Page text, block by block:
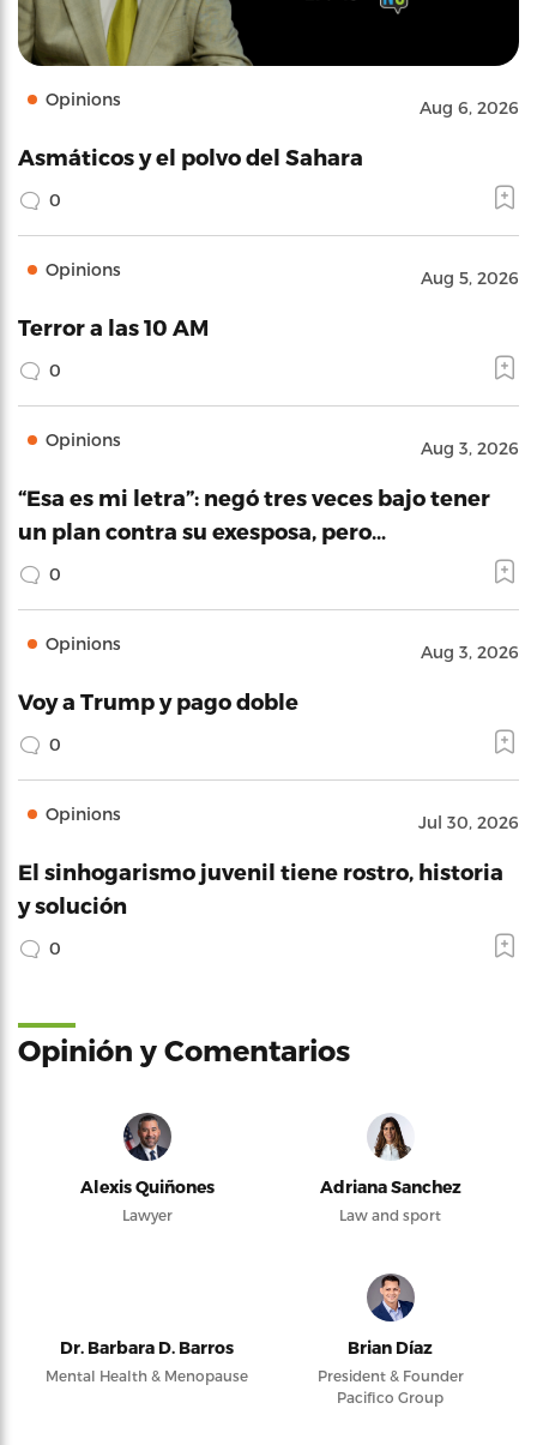
Opinions Aug 6, 2026
Asmáticos y el polvo del Sahara
0
Opinions Aug 5, 2026
Terror a las 10 AM
0
Opinions Aug 3, 2026
“Esa es mi letra”: negó tres veces bajo tener
un plan contra su exesposa, pero…
0
Opinions Aug 3, 2026
Voy a Trump y pago doble
0
Opinions Jul 30, 2026
El sinhogarismo juvenil tiene rostro, historia
y solución
0
Opinión y Comentarios
Alexis Quiñones
Lawyer
Adriana Sanchez
Law and sport
Dr. Barbara D. Barros
Mental Health & Menopause
Brian Díaz
President & Founder
Pacifico Group